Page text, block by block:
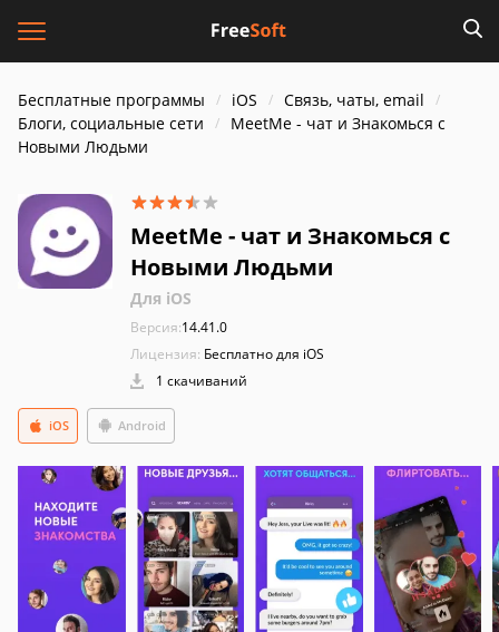
Бесплатные программы iOS
Связь, чаты, email
Блоги, социальные сети
MeetMe - чат и Знакомься с
Новыми Людьми
MeetMe - чат и Знакомься с
Новыми Людьми
Для iOS
Версия:14.41.0
Лицензия: Бесплатно для iOS
1 скачиваний
Android
iOS